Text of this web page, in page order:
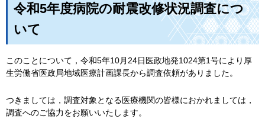
令和5年度病院の耐震改修状況調査につ
いて
このことについて，令和5年10月24日医政地発1024第1号により厚
生労働省医政局地域医療計画課長から調査依頼がありました。
つきましては，調査対象となる医療機関の皆様におかれましては，
調査へのご協力をお願いいたします。